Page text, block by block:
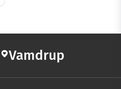
Vamdrup